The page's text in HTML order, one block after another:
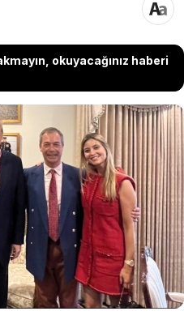
okuyacağınız haberi
şarkısını 2002 yılında
söyleyen ve bu sayede
Holly Valance, Trump'ın
dahil oldu.